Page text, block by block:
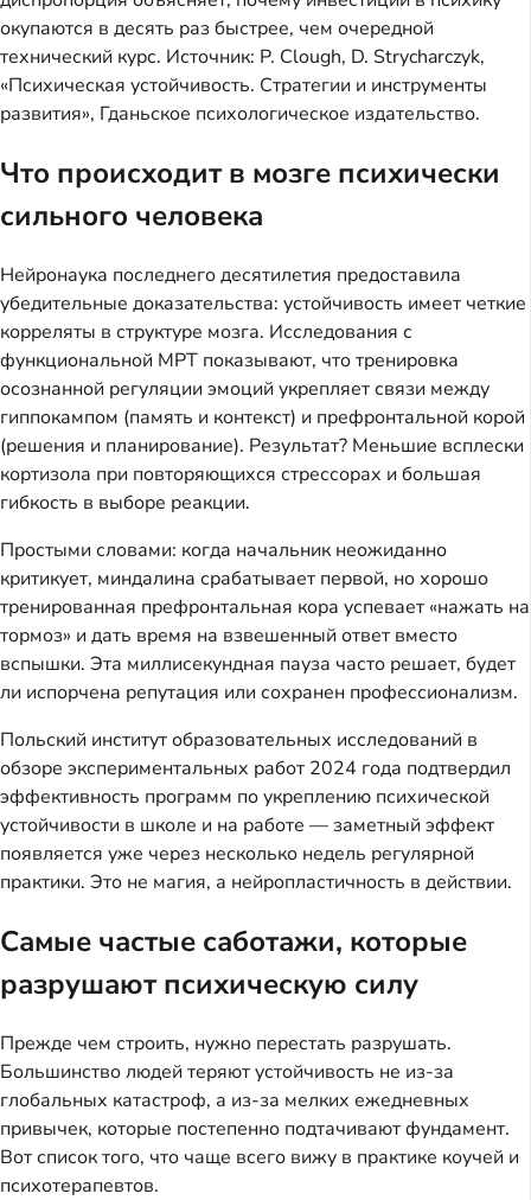
окупаются в десять раз быстрее, чем очередной
технический курс. Источник: P. Clough, D. Strycharczyk,
«Психическая устойчивость. Стратегии и инструменты
развития», Гданьское психологическое издательство.
Что происходит в мозге психически
сильного человека
Нейронаука последнего десятилетия предоставила
убедительные доказательства: устойчивость имеет четкие
корреляты в структуре мозга. Исследования с
функциональной МРТ показывают, что тренировка
осознанной регуляции эмоций укрепляет связи между
гиппокампом (память и контекст) и префронтальной корой
(решения и планирование). Результат? Меньшие всплески
кортизола при повторяющихся стрессорах и большая
гибкость в выборе реакции.
Простыми словами: когда начальник неожиданно
критикует, миндалина срабатывает первой, но хорошо
тренированная префронтальная кора успевает «нажать на
тормоз» и дать время на взвешенный ответ вместо
вспышки. Эта миллисекундная пауза часто решает, будет
ли испорчена репутация или сохранен профессионализм.
Польский институт образовательных исследований в
обзоре экспериментальных работ 2024 года подтвердил
эффективность программ по укреплению психической
устойчивости в школе и на работе — заметный эффект
появляется уже через несколько недель регулярной
практики. Это не магия, а нейропластичность в действии.
Самые частые саботажи, которые
разрушают психическую силу
Прежде чем строить, нужно перестать разрушать.
Большинство людей теряют устойчивость не из-за
глобальных катастроф, а из-за мелких ежедневных
привычек, которые постепенно подтачивают фундамент.
Вот список того, что чаще всего вижу в практике коучей и
психотерапевтов.